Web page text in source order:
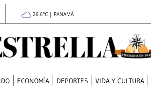
26.6°C | PANAMÁ
ECONOMÍA DEPORTES VIDA Y CULTURA